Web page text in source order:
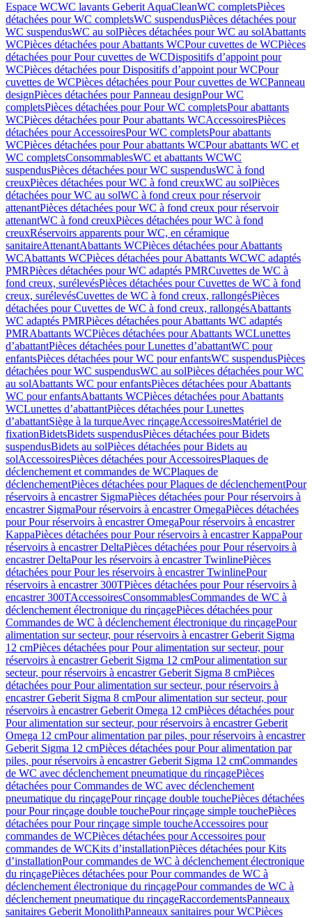
Espace WCWC lavants Geberit AquaCleanWC completsPièces
détachées pour WC completsWC suspendusPièces détachées pour
WC suspendusWC au solPièces détachées pour WC au solAbattants
WCPièces détachées pour Abattants WCPour cuvettes de WCPièces
détachées pour Pour cuvettes de WCDispositifs d’appoint pour
WCPièces détachées pour Dispositifs d’appoint pour WCPour
cuvettes de WCPièces détachées pour Pour cuvettes de WCPanneau
designPièces détachées pour Panneau designPour WC
completsPièces détachées pour Pour WC completsPour abattants
WCPièces détachées pour Pour abattants WCAccessoiresPièces
détachées pour AccessoiresPour WC completsPour abattants
WCPièces détachées pour Pour abattants WCPour abattants WC et
WC completsConsommablesWC et abattants WCWC
suspendusPièces détachées pour WC suspendusWC à fond
creuxPièces détachées pour WC à fond creuxWC au solPièces
détachées pour WC au solWC à fond creux pour réservoir
attenantPièces détachées pour WC à fond creux pour réservoir
attenantWC à fond creuxPièces détachées pour WC à fond
creuxRéservoirs apparents pour WC, en céramique
sanitaireAttenantAbattants WCPièces détachées pour Abattants
WCAbattants WCPièces détachées pour Abattants WCWC adaptés
PMRPièces détachées pour WC adaptés PMRCuvettes de WC à
fond creux, surélevésPièces détachées pour Cuvettes de WC à fond
creux, surélevésCuvettes de WC à fond creux, rallongésPièces
détachées pour Cuvettes de WC à fond creux, rallongésAbattants
WC adaptés PMRPièces détachées pour Abattants WC adaptés
PMRAbattants WCPièces détachées pour Abattants WCLunettes
d’abattantPièces détachées pour Lunettes d’abattantWC pour
enfantsPièces détachées pour WC pour enfantsWC suspendusPièces
détachées pour WC suspendusWC au solPièces détachées pour WC
au solAbattants WC pour enfantsPièces détachées pour Abattants
WC pour enfantsAbattants WCPièces détachées pour Abattants
WCLunettes d’abattantPièces détachées pour Lunettes
d’abattantSiège à la turqueAvec rinçageAccessoiresMatériel de
fixationBidetsBidets suspendusPièces détachées pour Bidets
suspendusBidets au solPièces détachées pour Bidets au
solAccessoiresPièces détachées pour AccessoiresPlaques de
déclenchement et commandes de WCPlaques de
déclenchementPièces détachées pour Plaques de déclenchementPour
réservoirs à encastrer SigmaPièces détachées pour Pour réservoirs à
encastrer SigmaPour réservoirs à encastrer OmegaPièces détachées
pour Pour réservoirs à encastrer OmegaPour réservoirs à encastrer
KappaPièces détachées pour Pour réservoirs à encastrer KappaPour
réservoirs à encastrer DeltaPièces détachées pour Pour réservoirs à
encastrer DeltaPour les réservoirs à encastrer TwinlinePièces
détachées pour Pour les réservoirs à encastrer TwinlinePour
réservoirs à encastrer 300TPièces détachées pour Pour réservoirs à
encastrer 300TAccessoiresConsommablesCommandes de WC à
déclenchement électronique du rinçagePièces détachées pour
Commandes de WC à déclenchement électronique du rinçagePour
alimentation sur secteur, pour réservoirs à encastrer Geberit Sigma
12 cmPièces détachées pour Pour alimentation sur secteur, pour
réservoirs à encastrer Geberit Sigma 12 cmPour alimentation sur
secteur, pour réservoirs à encastrer Geberit Sigma 8 cmPièces
détachées pour Pour alimentation sur secteur, pour réservoirs à
encastrer Geberit Sigma 8 cmPour alimentation sur secteur, pour
réservoirs à encastrer Geberit Omega 12 cmPièces détachées pour
Pour alimentation sur secteur, pour réservoirs à encastrer Geberit
Omega 12 cmPour alimentation par piles, pour réservoirs à encastrer
Geberit Sigma 12 cmPièces détachées pour Pour alimentation par
piles, pour réservoirs à encastrer Geberit Sigma 12 cmCommandes
de WC avec déclenchement pneumatique du rinçagePièces
détachées pour Commandes de WC avec déclenchement
pneumatique du rinçagePour rinçage double touchePièces détachées
pour Pour rinçage double touchePour rinçage simple touchePièces
détachées pour Pour rinçage simple toucheAccessoires pour
commandes de WCPièces détachées pour Accessoires pour
commandes de WCKits d’installationPièces détachées pour Kits
d’installationPour commandes de WC à déclenchement électronique
du rinçagePièces détachées pour Pour commandes de WC à
déclenchement électronique du rinçagePour commandes de WC à
déclenchement pneumatique du rinçageRaccordementsPanneaux
sanitaires Geberit MonolithPanneaux sanitaires pour WCPièces